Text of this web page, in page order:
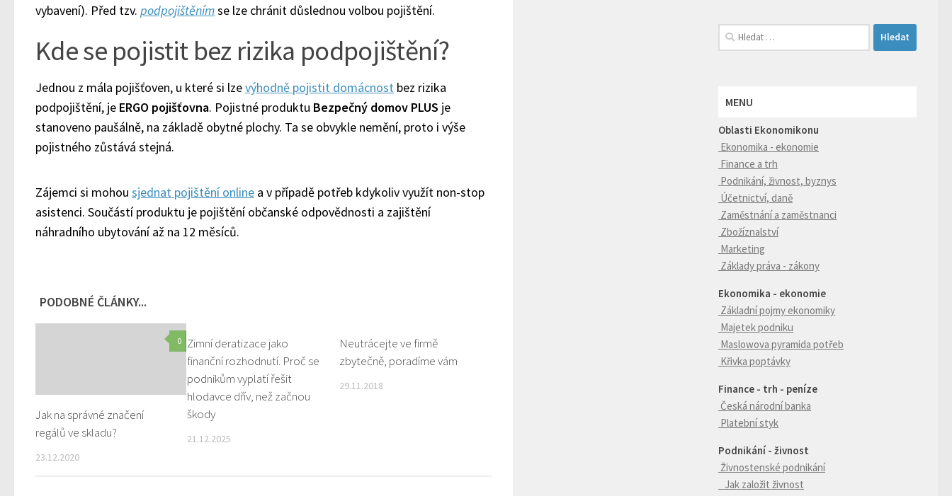
vybavení). Před tzv. podpojištěnímse lze chránit důslednou volbou pojištění.
Kde se pojistit bez rizika podpojištění?
Jednou z mála pojišťoven, u které si lzevýhodně pojistit domácnost bez rizika
podpojištění, je ERGO pojišťovna. Pojistné produktu Bezpečný domov PLUS je
stanoveno paušálně, na základě obytné plochy. Ta se obvykle nemění, proto i výše
pojistného zůstává stejná.
Zájemci si mohou sjednat pojištění online a v případě potřeb kdykoliv využít non-stop
asistenci. Součástí produktu je pojištění občanské odpovědnosti a zajištění
náhradního ubytování až na 12 měsíců.
PODOBNÉ ČLÁNKY...
0
Jak na správné značení
regálů ve skladu?
23.12.2020
Zimní deratizace jako
finanční rozhodnutí. Proč se
podnikům vyplatí řešit
hlodavce dřív, než začnou
škody
21.12.2025
Neutrácejte ve firmě
zbytečně, poradíme vám
29.11.2018
Vyhledávání
MENU
Oblasti Ekonomikonu
Ekonomika - ekonomie
Finance a trh
Podnikání, živnost, byznys
Účetnictví, daně
Zaměstnání a zaměstnanci
Zbožíznalství
Marketing
Základy práva - zákony
Ekonomika - ekonomie
Základní pojmy ekonomiky
Majetek podniku
Maslowova pyramida potřeb
Křivka poptávky
Finance - trh - peníze
Česká národní banka
Platební styk
Podnikání - živnost
Živnostenské podnikání
Jak založit živnost